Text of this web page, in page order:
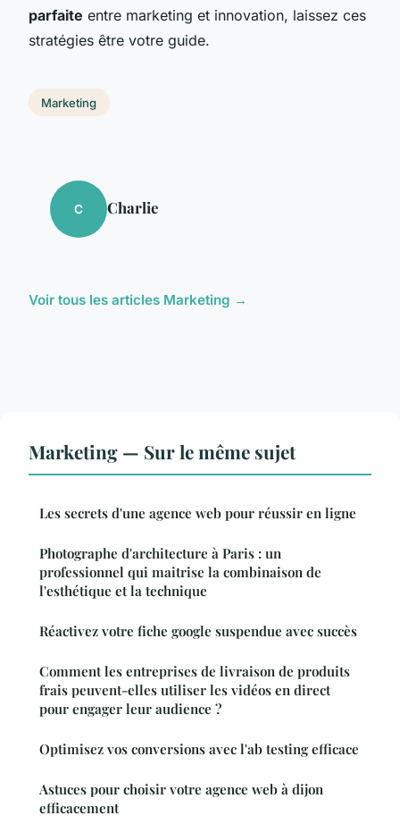
parfaite entre marketing et innovation, laissez ces
stratégies être votre guide.
Marketing
C Charlie
Voir tous les articles Marketing →
Marketing — Sur le même sujet
Les secrets d'une agence web pour réussir en ligne
Photographe d'architecture à Paris : un
professionnel qui maitrise la combinaison de
l'esthétique et la technique
Réactivez votre fiche google suspendue avec succès
Comment les entreprises de livraison de produits
frais peuvent-elles utiliser les vidéos en direct
pour engager leur audience ?
Optimisez vos conversions avec l'ab testing efficace
Astuces pour choisir votre agence web à dijon
efficacement